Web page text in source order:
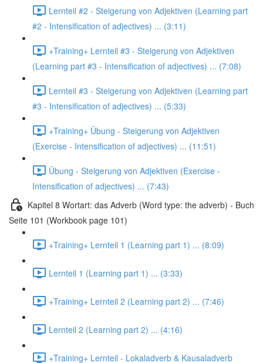
Lernteil #2 - Steigerung von Adjektiven (Learning part
#2 - Intensification of adjectives) ... (3:11)
+Training+ Lernteil #3 - Steigerung von Adjektiven
(Learning part #3 - Intensification of adjectives) ... (7:08)
Lernteil #3 - Steigerung von Adjektiven (Learning part
#3 - Intensification of adjectives) ... (5:33)
+Training+ Übung - Steigerung von Adjektiven
(Exercise - Intensification of adjectives) ... (11:51)
Übung - Steigerung von Adjektiven (Exercise -
Intensification of adjectives) ... (7:43)
Kapitel 8 Wortart: das Adverb (Word type: the adverb) - Buch
Seite 101 (Workbook page 101)
+Training+ Lernteil 1 (Learning part 1) ... (8:09)
Lernteil 1 (Learning part 1) ... (3:33)
+Training+ Lernteil 2 (Learning part 2) ... (7:46)
Lernteil 2 (Learning part 2) ... (4:16)
+Training+ Lernteil - Lokaladverb & Kausaladverb